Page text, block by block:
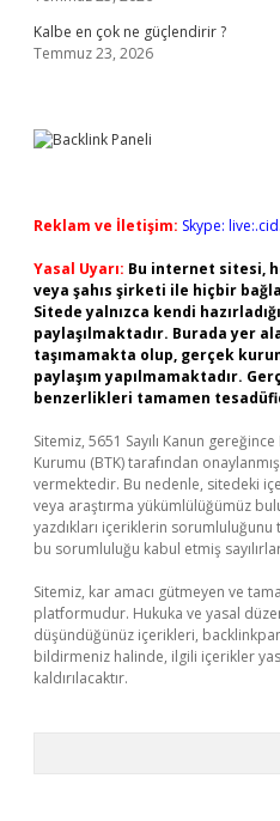
Kalbe en çok ne güçlendirir ?
Temmuz 23, 2026
Reklam ve İletişim: Skype:
Yasal Uyarı: Bu internet sitesi,
veya şahıs şirketi ile hiçbir
Sitede yalnızca kendi
paylaşılmaktadır. Burada yer
taşımamakta olup, gerçek
paylaşım yapılmamaktadır.
benzerlikleri tamamen
Sitemiz, 5651 Sayılı Kanun
Kurumu (BTK) tarafından
vermektedir. Bu nedenle, sitedeki
veya araştırma yükümlülüğümüz
yazdıkları içeriklerin
bu sorumluluğu kabul etmiş
Sitemiz, kar amacı gütmeyen ve
platformudur. Hukuka ve yasal
düşündüğünüz içerikleri,
bildirmeniz halinde, ilgili içerikler
kaldırılacaktır.